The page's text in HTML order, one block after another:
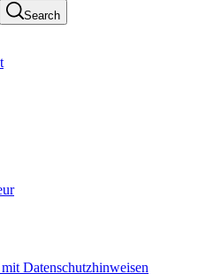
Search
Datenschutzhinweisen